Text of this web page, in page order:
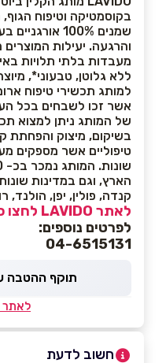
בקוסמטיקה וטיפוח
שמנים 100%
והרגעה. יעילות
מעבדות בלתי תלויות
ללא גלוטן, טבעוני*,
למותג תכשירי טיפוח
אשר זכו לשבחים בכל
של המותג ניתן למצוא
בשיקום, מיצוק והפחתת
טיפוליים אשר מספקים
הארץ, וגם במדינות
קנדה, פולין, יפן, הולנד,
לאתר LAVIDO לחצו כאן>>
לפרטים נוספים:
04-6515131
תוקף ההטבה עד -
לאתר
חשוב לדעת